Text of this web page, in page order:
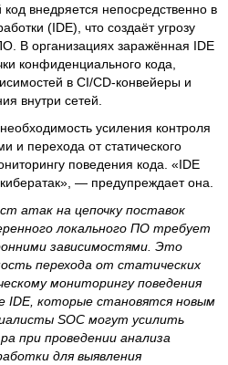
внедряется непосредственно в
(IDE), что создаёт угрозу
В организациях заражённая IDE
конфиденциального кода,
в CI/CD-конвейеры и
внутри сетей.
усиления контроля
и перехода от статического
поведения кода. «IDE
— предупреждает она.
атак на цепочку поставок
локального ПО требует
зависимостями. Это
перехода от статических
мониторингу поведения
IDE, которые становятся новым
SOC могут усилить
при проведении анализа
для выявления